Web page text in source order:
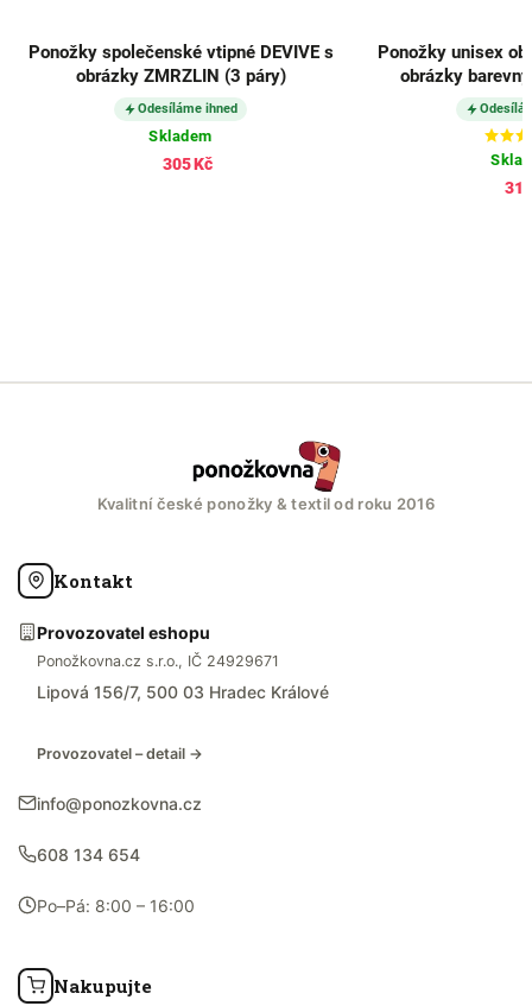
Ponožky společenské vtipné DEVIVE s
obrázky ZMRZLIN (3 páry)
Odesíláme ihned
Skladem
305 Kč
Ponožky unisex
obrázky
Kvalitní české ponožky & textil od roku 2016
Kontakt
Provozovatel eshopu
Ponožkovna.cz s.r.o., IČ 24929671
Lipová 156/7, 500 03 Hradec Králové
Provozovatel – detail →
info@ponozkovna.cz
608 134 654
Po–Pá: 8:00 – 16:00
Nakupujte